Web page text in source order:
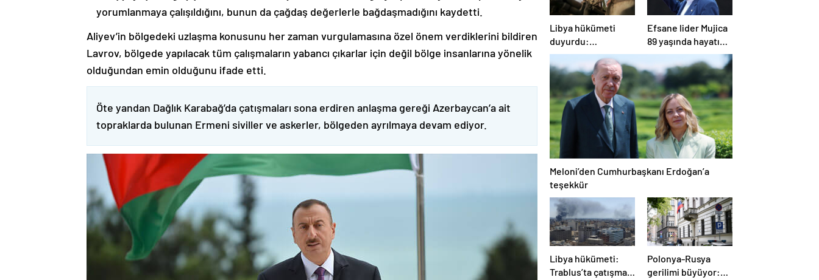
yorumlanmaya çalışıldığını, bunun da çağdaş değerlerle bağdaşmadığını kaydetti.
Aliyev’in bölgedeki uzlaşma konusunu her zaman vurgulamasına özel önem verdiklerini bildiren
Lavrov, bölgede yapılacak tüm çalışmaların yabancı çıkarlar için değil bölge insanlarına yönelik
olduğundan emin olduğunu ifade etti.
Öte yandan Dağlık Karabağ’da çatışmaları sona erdiren anlaşma gereği Azerbaycan’a ait
topraklarda bulunan Ermeni siviller ve askerler, bölgeden ayrılmaya devam ediyor.
Libya hükümeti
duyurdu:
Trablus’taki olaylar
kontrol altında
Efsane lider Mujica
89 yaşında hayatını
kaybetti
Meloni’den Cumhurbaşkanı Erdoğan’a
teşekkür
Libya hükümeti:
Trablus’ta çatışma
Polonya-Rusya
gerilimi büyüyor: